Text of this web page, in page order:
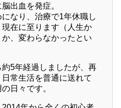
出血を発症。
なり、治療で1年休職し
在に至ります（人生か
、変わらなかったとい
約5年経過しましたが、再
常生活を普通に送れて
日々です。